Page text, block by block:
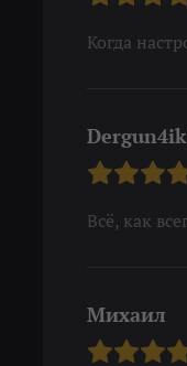
Когда
Всё, как
Михаил